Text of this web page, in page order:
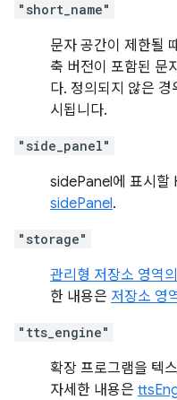
"short_name"
문자 공간이 제한될
축 버전이 포함된 문
다. 정의되지 않은
시됩니다.
"side_panel"
sidePanel에 표시할
sidePanel.
"storage"
관리형 저장소 영역
한 내용은 저장소 영
"tts_engine"
확장 프로그램을 텍
자세한 내용은